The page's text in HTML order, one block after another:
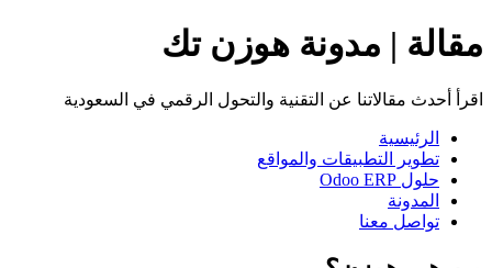
مقالة | مدونة هوزن تك
اقرأ أحدث مقالاتنا عن التقنية والتحول الرقمي في السعودية
الرئيسية
تطوير التطبيقات والمواقع
حلول Odoo ERP
المدونة
تواصل معنا